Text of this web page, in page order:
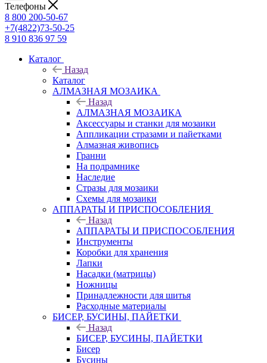
Телефоны
8 800 200-50-67
+7(4822)73-50-25
8 910 836 97 59
Каталог
Назад
Каталог
АЛМАЗНАЯ МОЗАИКА
Назад
АЛМАЗНАЯ МОЗАИКА
Аксессуары и станки для мозаики
Аппликации стразами и пайетками
Алмазная живопись
Гранни
На подрамнике
Наследие
Стразы для мозаики
Схемы для мозаики
АППАРАТЫ И ПРИСПОСОБЛЕНИЯ
Назад
АППАРАТЫ И ПРИСПОСОБЛЕНИЯ
Инструменты
Коробки для хранения
Лапки
Насадки (матрицы)
Ножницы
Принадлежности для шитья
Расходные материалы
БИСЕР, БУСИНЫ, ПАЙЕТКИ
Назад
БИСЕР, БУСИНЫ, ПАЙЕТКИ
Бисер
Бусины